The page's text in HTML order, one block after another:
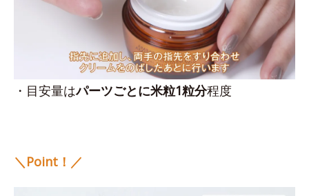
・目安量はパーツごとに米粒1粒分程度
＼Point！／